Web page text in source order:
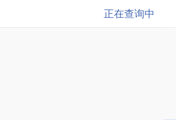
正在查询中